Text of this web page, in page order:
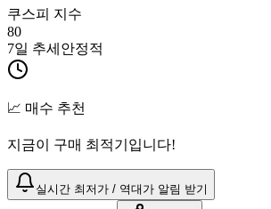
쿠스피 지수
80
7일 추세 안정적
📈 매수 추천
지금이 구매 최적기입니다!
실시간 최저가 / 역대가 알림 받기